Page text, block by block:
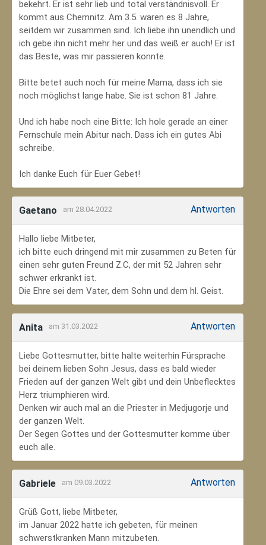
bekehrt. Er ist sehr lieb und total verständnisvoll. Er
kommt aus Chemnitz. Am 3.5. waren es 8 Jahre,
seitdem wir zusammen sind. Ich liebe ihn unendlich und
ich gebe ihn nicht mehr her und das weiß er auch! Er ist
das Beste, was mir passieren konnte.
Bitte betet auch noch für meine Mama, dass ich sie
noch möglichst lange habe. Sie ist schon 81 Jahre.
Und ich habe noch eine Bitte: Ich hole gerade an einer
Fernschule mein Abitur nach. Dass ich ein gutes Abi
schreibe.
Ich danke Euch für Euer Gebet!
Gaetano am 28.04.2022 Antworten
Hallo liebe Mitbeter,
ich bitte euch dringend mit mir zusammen zu Beten für
einen sehr guten Freund Z.C, der mit 52 Jahren sehr
schwer erkrankt ist.
Die Ehre sei dem Vater, dem Sohn und dem hl. Geist.
Anita am 31.03.2022 Antworten
Liebe Gottesmutter, bitte halte weiterhin Fürsprache
bei deinem lieben Sohn Jesus, dass es bald wieder
Frieden auf der ganzen Welt gibt und dein Unbeflecktes
Herz triumphieren wird.
Denken wir auch mal an die Priester in Medjugorje und
der ganzen Welt.
Der Segen Gottes und der Gottesmutter komme über
euch alle.
Gabriele am 09.03.2022 Antworten
Grüß Gott, liebe Mitbeter,
im Januar 2022 hatte ich gebeten, für meinen
schwerstkranken Mann mitzubeten.